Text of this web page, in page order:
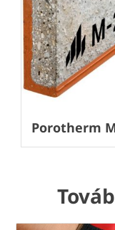
Porotherm